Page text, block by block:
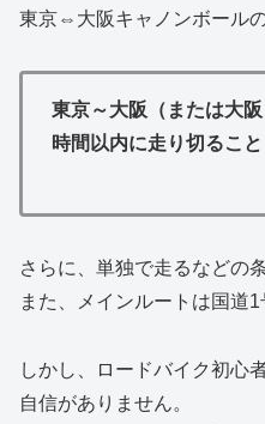
東京⇔大阪キャノンボールの
東京～大阪（または大
時間以内に走り切ること
さらに、単独で走るなどの
また、メインルートは国道1
しかし、ロードバイク初心
自信がありません。